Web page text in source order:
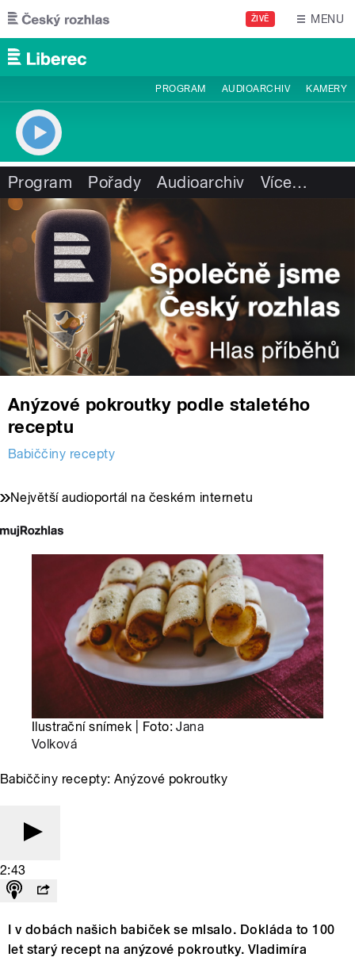
Přejít k hlavnímu obsahu
ŽIVĚ MENU
PROGRAM AUDIOARCHIV KAMERY
Program Pořady Audioarchiv Více…
Anýzové pokroutky podle staletého
receptu
Babiččiny recepty
Největší audioportál na českém internetu
Ilustrační snímek | Foto:Jana
Volková
Babiččiny recepty: Anýzové pokroutky
2:43
I v dobách našich babiček se mlsalo. Dokláda to 100
let starý recept na anýzové pokroutky. Vladimíra